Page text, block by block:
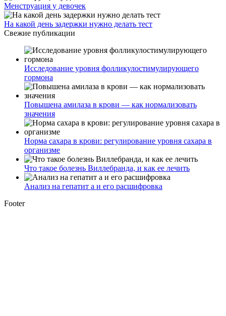
Менструация у девочек
На какой день задержки нужно делать тест
Свежие публикации
Исследование уровня фолликулостимулирующего
гормона
Повышена амилаза в крови — как нормализовать
значения
Норма сахара в крови: регулирование уровня сахара в
организме
Что такое болезнь Виллебранда, и как ее лечить
Анализ на гепатит а и его расшифровка
Footer